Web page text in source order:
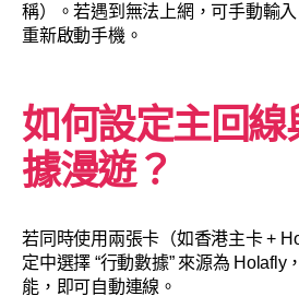
稱）。若遇到無法上網，可手動輸入
重新啟動手機。
如何設定主回線
據漫遊？
若同時使用兩張卡（如香港主卡 +
定中選擇 “行動數據” 來源為 Holafly
能，即可自動連線。